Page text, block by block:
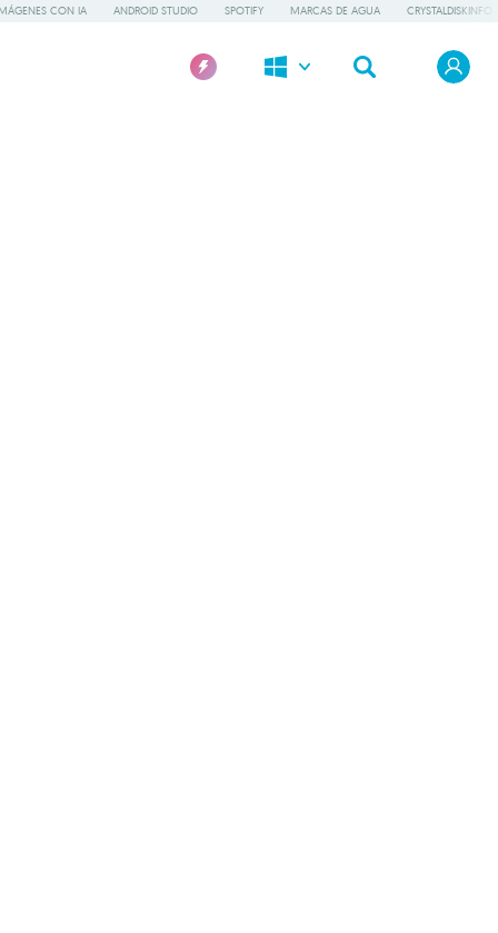
CON IA ANDROID STUDIO SPOTIFY MARCAS DE AGUA CRYSTALDISKINFO